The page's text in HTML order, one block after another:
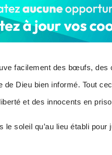
facilement des bœufs,
Dieu bien informé. Tout
et des innocents en
le soleil qu’au lieu établi